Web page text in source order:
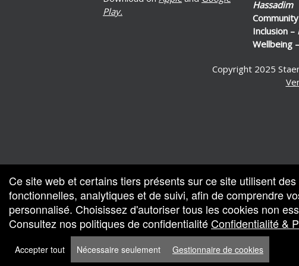
Play.
Hassadim
Inclusion –
Wellbeing –
Copyright 2025
: Ticketor (Ticketor.com)
TrustedViews.org
Ce site web et certains tiers présents sur ce site utilisent
fonctionnelles, analytiques et de suivi, afin de comprendre
personnalisé. Choisissez d'autoriser tous les cookies non
Consultez nos politiques de confidentialitéConfidentialité &
Accepter tout Nécessaire seulement Gestionnaire de cookies